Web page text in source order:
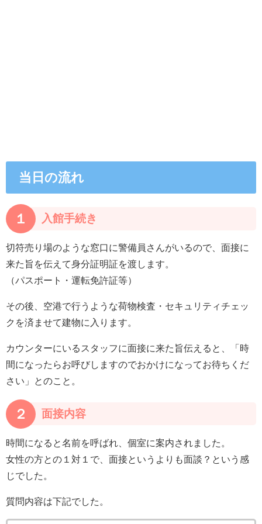
当日の流れ
１ 入館手続き
切符売り場のような窓口に警備員さんがいるので、面接に
来た旨を伝えて身分証明証を渡します。
（パスポート・運転免許証等）
その後、空港で行うような荷物検査・セキュリティチェッ
クを済ませて建物に入ります。
カウンターにいるスタッフに面接に来た旨伝えると、「時
間になったらお呼びしますのでおかけになってお待ちくだ
さい」とのこと。
２ 面接内容
時間になると名前を呼ばれ、個室に案内されました。
女性の方との１対１で、面接というよりも面談？という感
じでした。
質問内容は下記でした。